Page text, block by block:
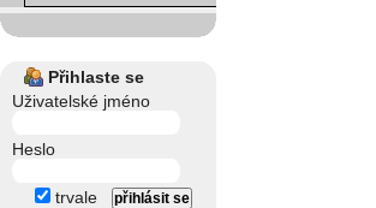
Přihlaste se
Uživatelské jméno
Heslo
trvale